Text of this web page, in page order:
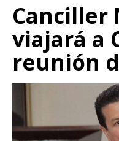
Canciller
viajará a
reunión